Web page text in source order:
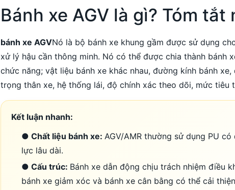
Bánh xe AGV là gì? Tóm
bánh xe AGVNó là bộ bánh xe khung gầm được sử dụng
xử lý hậu cần thông minh. Nó có thể được chia thành bánh
chức năng; vật liệu bánh xe khác nhau, đường kính bánh
trọng thân xe, hệ thống lái, độ chính xác theo dõi, mức tiêu
Kết luận nhanh:
● Chất liệu bánh xe: AGV/AMR thường sử dụng PU
lực lâu dài.
● Cấu trúc: Bánh xe dẫn động chịu trách nhiệm điều
bánh xe giảm xóc và bánh xe cân bằng có thể cải